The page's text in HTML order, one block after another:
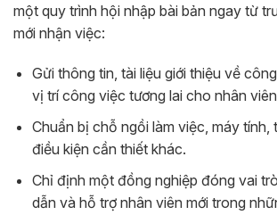
một quy trình hội nhập bài bản ngay từ
mới nhận việc:
Gửi thông tin, tài liệu giới thiệu về
vị trí công việc tương lai cho nhân
Chuẩn bị chỗ ngồi làm việc, máy tính,
điều kiện cần thiết khác.
Chỉ định một đồng nghiệp đóng vai
dẫn và hỗ trợ nhân viên mới trong